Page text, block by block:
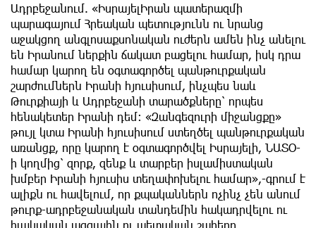
Ադրբեջանում. «ԻսրայելԻրան պատերազմի
պարագայում Հրեական պետությունն ու նրանց
աջակցող անգլոսաքսոնական ուժերն ամեն ինչ անելու
են Իրանում ներքին ճակատ բացելու համար, իսկ դրա
համար կարող են օգտագործել պանթուրքական
շարժումներն Իրանի հյուսիսում, ինչպես նաև
Թուրքիայի և Ադրբեջանի տարածքները՝ որպես
հենակետեր Իրանի դեմ։ «Զանգեզուրի միջանցքը»
թույլ կտա Իրանի հյուսիսում ստեղծել պանթուրքական
առանցք, որը կարող է օգտագործվել Իսրայելի, ՆԱՏՕ-
ի կողմից՝ զորք, զենք և տարբեր իսլամիստական
խմբեր Իրանի հյուսիս տեղափոխելու համար»,-գրում է
ալիքն ու հավելում, որ քպականներն ոչինչ չեն անում
թուրք-ադրբեջանական տանդեմին հակադրվելու ու
հայկական ազգային ու պետական շահերը